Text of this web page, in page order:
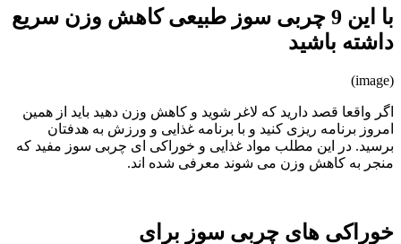
با این 9 چربی سوز طبیعی کاهش وزن سریع
داشته باشید
(image)
اگر واقعا قصد دارید که لاغر شوید و کاهش وزن دهید باید از همین
امروز برنامه ریزی کنید و با برنامه غذایی و ورزش به هدفتان
برسید. در این مطلب مواد غذایی و خوراکی ای چربی سوز مفید که
منجر به کاهش وزن می شوند معرفی شده اند.
خوراکی های چربی سوز برای